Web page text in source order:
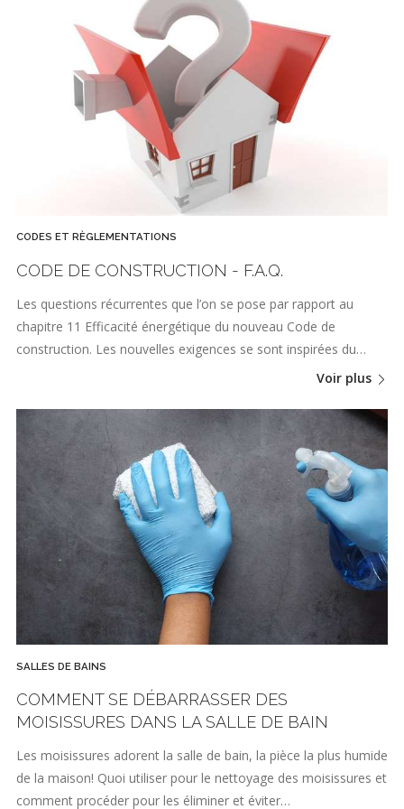
CODES ET RÈGLEMENTATIONS
CODE DE CONSTRUCTION - F.A.Q.
Les questions récurrentes que l’on se pose par rapport au
chapitre 11 Efficacité énergétique du nouveau Code de
construction. Les nouvelles exigences se sont inspirées du…
Voir plus
SALLES DE BAINS
COMMENT SE DÉBARRASSER DES
MOISISSURES DANS LA SALLE DE BAIN
Les moisissures adorent la salle de bain, la pièce la plus humide
de la maison! Quoi utiliser pour le nettoyage des moisissures et
comment procéder pour les éliminer et éviter…